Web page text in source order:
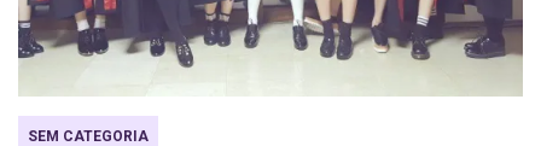
SEM CATEGORIA